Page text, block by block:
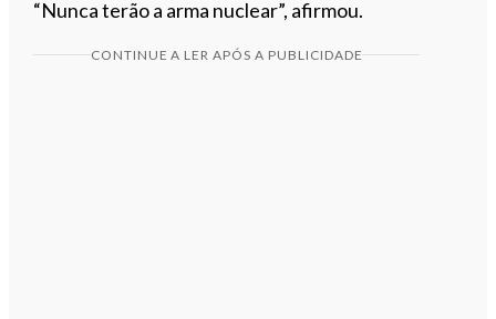
“Nunca terão a arma nuclear”, afirmou.
CONTINUE A LER APÓS A PUBLICIDADE